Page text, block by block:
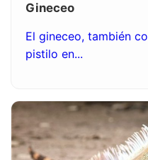
Gineceo
El gineceo, también
pistilo en...